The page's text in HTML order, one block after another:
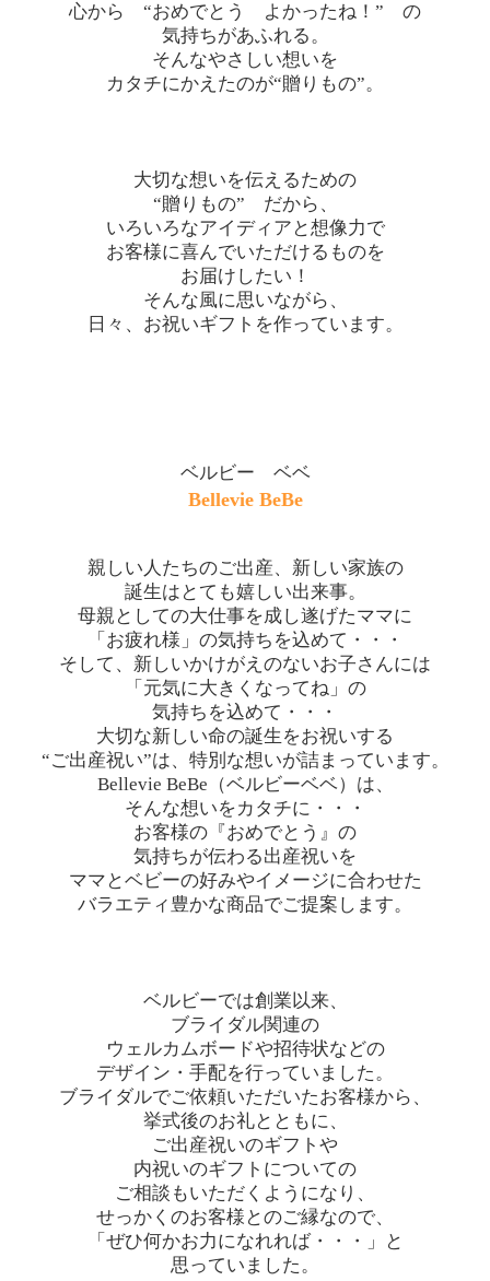
心から “おめでとう よかったね！” の
気持ちがあふれる。
そんなやさしい想いを
カタチにかえたのが“贈りもの”。
大切な想いを伝えるための
“贈りもの” だから、
いろいろなアイディアと想像力で
お客様に喜んでいただけるものを
お届けしたい！
そんな風に思いながら、
日々、お祝いギフトを作っています。
ベルビー ベベ
Bellevie BeBe
親しい人たちのご出産、新しい家族の
誕生はとても嬉しい出来事。
母親としての大仕事を成し遂げたママに
「お疲れ様」の気持ちを込めて・・・
そして、新しいかけがえのないお子さんには
「元気に大きくなってね」の
気持ちを込めて・・・
大切な新しい命の誕生をお祝いする
“ご出産祝い”は、特別な想いが詰まっています。
Bellevie BeBe（ベルビーベベ）は、
そんな想いをカタチに・・・
お客様の『おめでとう』の
気持ちが伝わる出産祝いを
ママとベビーの好みやイメージに合わせた
バラエティ豊かな商品でご提案します。
ベルビーでは創業以来、
ブライダル関連の
ウェルカムボードや招待状などの
デザイン・手配を行っていました。
ブライダルでご依頼いただいたお客様から、
挙式後のお礼とともに、
ご出産祝いのギフトや
内祝いのギフトについての
ご相談もいただくようになり、
せっかくのお客様とのご縁なので、
「ぜひ何かお力になれれば・・・」と
思っていました。